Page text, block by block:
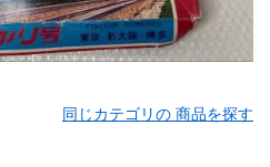
同じカテゴリの 商品を探す